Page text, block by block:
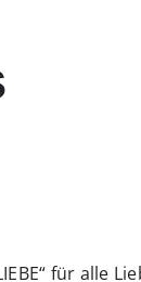
für alle